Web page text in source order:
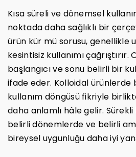
Kısa süreli ve dönemsel
noktada daha sağlıklı bir
ürün kür mü sorusu, genellikle
kesintisiz kullanımı çağrıştırır.
başlangıcı ve sonu belirli bir
ifade eder. Kolloidal ürünlerde
kullanım döngüsü fikriyle
daha anlamlı hâle gelir. Sürekli
belirli dönemlerde ve belirli
bireysel uygunluğu daha iyi